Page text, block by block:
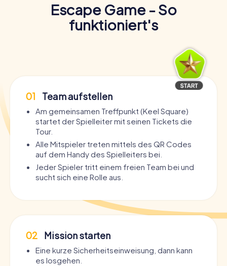
Escape Game - So
funktioniert's
01 Team aufstellen
Am gemeinsamen Treffpunkt (Keel Square)
startet der Spielleiter mit seinen Tickets die
Tour.
Alle Mitspieler treten mittels des QR Codes
auf dem Handy des Spielleiters bei.
Jeder Spieler tritt einem freien Team bei und
sucht sich eine Rolle aus.
02 Mission starten
Eine kurze Sicherheitseinweisung, dann kann
es losgehen.